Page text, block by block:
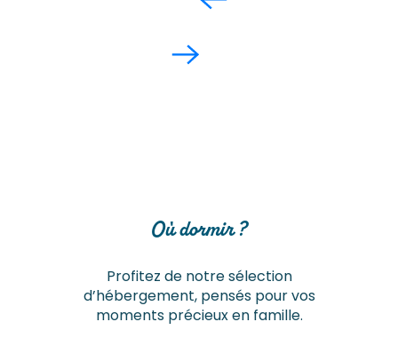
Où dormir ?
Profitez de notre sélection
d’hébergement, pensés pour vos
moments précieux en famille.